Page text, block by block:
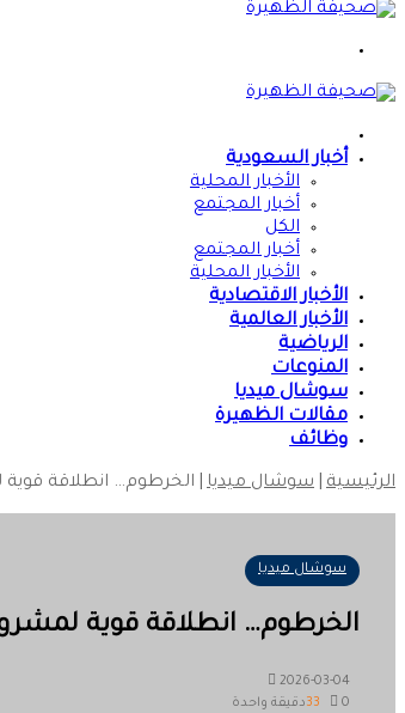
أخبار السعودية
الأخبار المحلية
أخبار المجتمع
الكل
أخبار المجتمع
الأخبار المحلية
الأخبار الاقتصادية
الأخبار العالمية
الرياضية
المنوعات
سوشال ميديا
مقالات الظهيرة
وظائف
الرئيسية سوشال ميديا الخرطوم… انطلاقة
سوشال ميديا
الخرطوم… انطلاقة قوية
2026-03-04
0
33دقيقة واحدة